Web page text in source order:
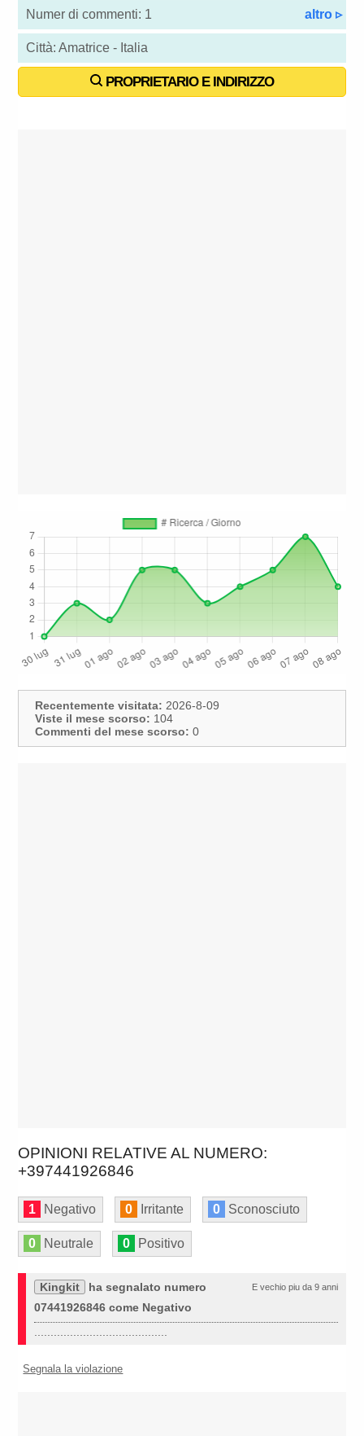
Numer di commenti: 1 altro ▹
Città: Amatrice - Italia
PROPRIETARIO E INDIRIZZO
Recentemente visitata: 2026-8-09
Viste il mese scorso: 104
Commenti del mese scorso: 0
OPINIONI RELATIVE AL NUMERO:
+397441926846
1 Negativo 0 Irritante 0 Sconosciuto
0 Neutrale 0 Positivo
E vechio piu da 9 anni
Kingkit
ha segnalato numero
07441926846 come Negativo
Segnala la violazione